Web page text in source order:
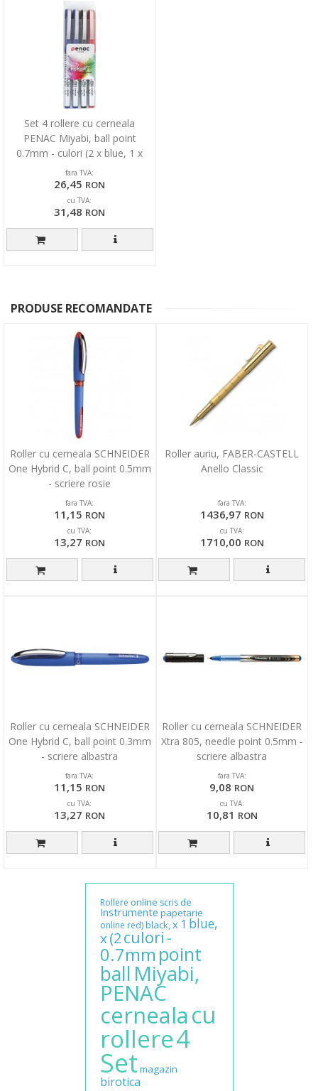
Set 4 rollere cu cerneala
PENAC Miyabi, ball point
0.7mm - culori (2 x blue, 1 x
black, red)
fara TVA:
26,45 RON
cu TVA:
31,48 RON
PRODUSE RECOMANDATE
Roller cu cerneala SCHNEIDER
One Hybrid C, ball point 0.5mm
- scriere rosie
fara TVA:
11,15 RON
cu TVA:
13,27 RON
Roller auriu, FABER-CASTELL
Anello Classic
fara TVA:
1436,97 RON
cu TVA:
1710,00 RON
Roller cu cerneala SCHNEIDER
One Hybrid C, ball point 0.3mm
- scriere albastra
fara TVA:
11,15 RON
cu TVA:
13,27 RON
Roller cu cerneala SCHNEIDER
Xtra 805, needle point 0.5mm -
scriere albastra
fara TVA:
9,08 RON
cu TVA:
10,81 RON
Rollere online scris de
Instrumente papetarie
online red) black,x 1 blue,
x (2culori -
0.7mm point
ball Miyabi,
PENAC
cernealacu
rollere4
Set magazin
birotica